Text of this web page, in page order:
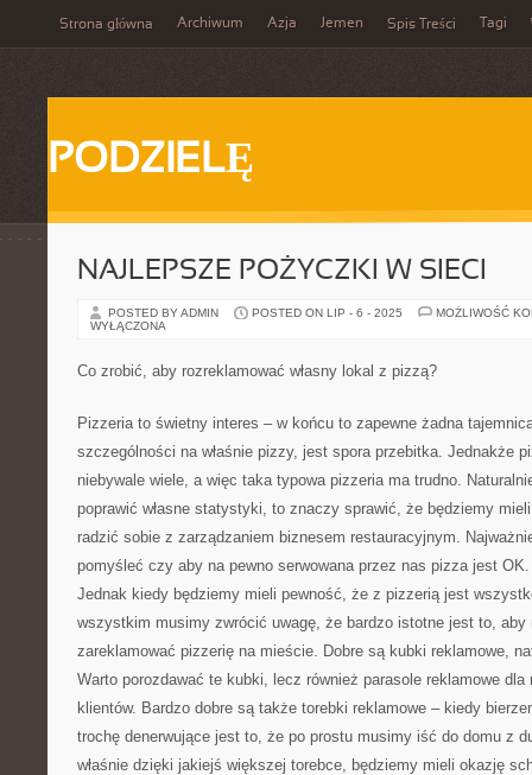
Strona główna Archiwum Azja Jemen Spis Treści Tagi
PODZIELĘ
NAJLEPSZE POŻYCZKI W SIECI
POSTED BY ADMIN POSTED ON LIP - 6 - 2025
MOŻLIWOŚĆ
WYŁĄCZONA
Co zrobić, aby rozreklamować własny lokal z pizzą?
Pizzeria to świetny interes – w końcu to zapewne żadna
szczególności na właśnie pizzy, jest spora przebitka. Jednakże
niebywale wiele, a więc taka typowa pizzeria ma trudno.
poprawić własne statystyki, to znaczy sprawić, że będziemy
radzić sobie z zarządzaniem biznesem restauracyjnym.
pomyśleć czy aby na pewno serwowana przez nas pizza jest OK.
Jednak kiedy będziemy mieli pewność, że z pizzerią jest
wszystkim musimy zwrócić uwagę, że bardzo istotne jest to, aby
zareklamować pizzerię na mieście. Dobre są kubki reklamowe,
Warto porozdawać te kubki, lecz również parasole reklamowe dla
klientów. Bardzo dobre są także torebki reklamowe – kiedy
trochę denerwujące jest to, że po prostu musimy iść do domu z
właśnie dzięki jakiejś większej torebce, będziemy mieli okazję